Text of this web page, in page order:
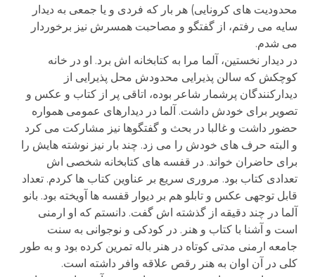
محدودیت های کرونایی) هر بار که فردی و یا جمعی به دیدار
سایه می رفتم، از گفتگو و مصاحبت همسرش نیز برخوردار
می شدم.
در دیدار نخستین، آلما مرا به کتابخانه اش برد. او در خانه
کوچکش که سالن پذیرایی محدودش محل پذیرایی از
دیدارکنندگان پرشمار شاعر بوده، اتاقی پر از کتاب و عکس و
تصویر برای خودش داشت. آلما در دیدارهای عمومی همواره
حضور داشت و غالبا در بحث و گفتگوها نیز مشارکت می کرد
و البته حرف های خودش را می زد. چند بار نیز نوشته هایش را
برای حاضران خواند. در قفسه های کتابخانه شخصی اش
تعدادی کتاب بود. مروری سریع بر عناوین کتاب ها کردم. تعداد
قابل توجهی عکس و تابلو هم بر دیوار قفسه ها آویخته بود. بانو
آلما در چند دقیقه از گذشته اش گفت. دانستم که او ارمنی
است و آشنا با کتاب و هنر. در کودکی و نوجوانی به سنت
جامعه ارمنی مدتی کوتاه در هنر باله تمرین کرده بود و به طور
کلی در آن اوان به هنر رقص علاقه وافر داشته است.